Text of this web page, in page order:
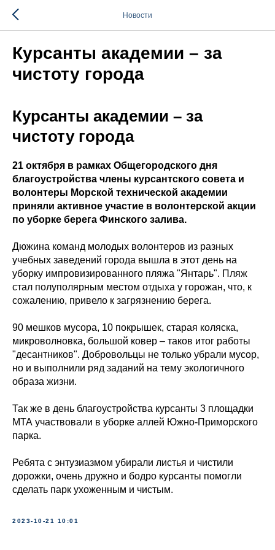
Новости
Курсанты академии – за
чистоту города
Курсанты академии – за
чистоту города
21 октября в рамках Общегородского дня
благоустройства члены курсантского совета и
волонтеры Морской технической академии
приняли активное участие в волонтерской акции
по уборке берега Финского залива.
Дюжина команд молодых волонтеров из разных
учебных заведений города вышла в этот день на
уборку импровизированного пляжа "Янтарь". Пляж
стал полуполярным местом отдыха у горожан, что, к
сожалению, привело к загрязнению берега.
90 мешков мусора, 10 покрышек, старая коляска,
микроволновка, большой ковер – таков итог работы
"десантников". Добровольцы не только убрали мусор,
но и выполнили ряд заданий на тему экологичного
образа жизни.
Так же в день благоустройства курсанты 3 площадки
МТА участвовали в уборке аллей Южно-Приморского
парка.
Ребята с энтузиазмом убирали листья и чистили
дорожки, очень дружно и бодро курсанты помогли
сделать парк ухоженным и чистым.
2023-10-21 10:01